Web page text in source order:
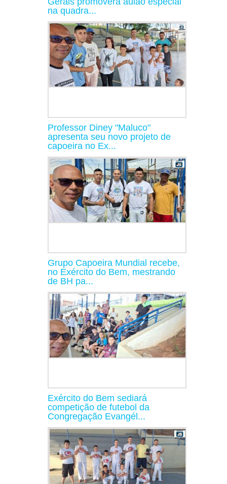
na quadra...
Professor Diney "Maluco"
apresenta seu novo projeto de
capoeira no Ex...
Grupo Capoeira Mundial recebe,
no Exército do Bem, mestrando
de BH pa...
Exército do Bem sediará
competição de futebol da
Congregação Evangél...